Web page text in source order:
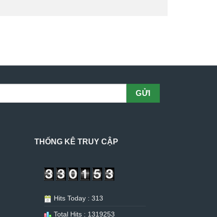
THỐNG KÊ TRUY CẬP
Hits Today : 313
Total Hits : 1319253